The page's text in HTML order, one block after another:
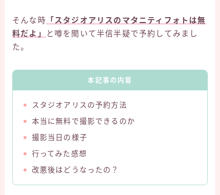
そんな時
「スタジオアリスのマタニティフォトは無
料だよ」
と噂を聞いて半信半疑で予約してみまし
た。
本記事の内容
スタジオアリスの予約方法
本当に無料で撮影できるのか
撮影当日の様子
行ってみた感想
改悪後はどうなったの？